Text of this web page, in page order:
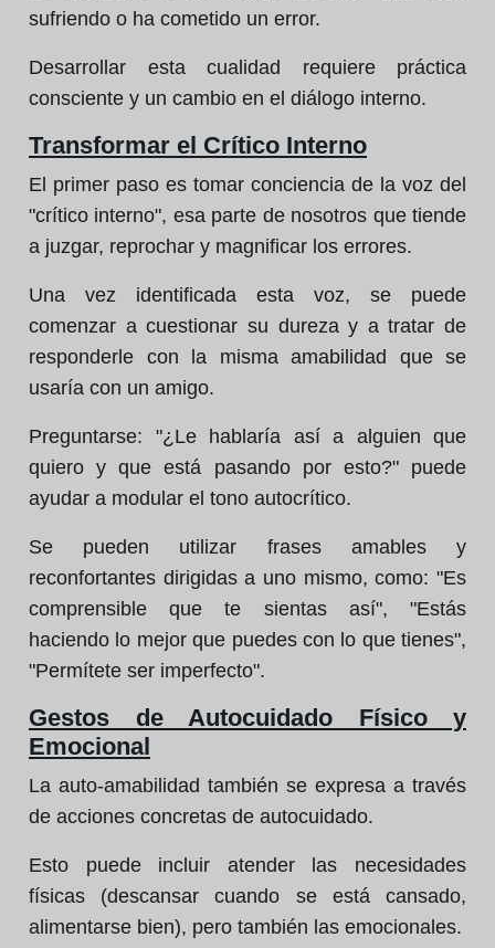
sufriendo o ha cometido un error.
Desarrollar esta cualidad requiere práctica
consciente y un cambio en el diálogo interno.
Transformar el Crítico Interno
El primer paso es tomar conciencia de la voz del
"crítico interno", esa parte de nosotros que tiende
a juzgar, reprochar y magnificar los errores.
Una vez identificada esta voz, se puede
comenzar a cuestionar su dureza y a tratar de
responderle con la misma amabilidad que se
usaría con un amigo.
Preguntarse: "¿Le hablaría así a alguien que
quiero y que está pasando por esto?" puede
ayudar a modular el tono autocrítico.
Se pueden utilizar frases amables y
reconfortantes dirigidas a uno mismo, como: "Es
comprensible que te sientas así", "Estás
haciendo lo mejor que puedes con lo que tienes",
"Permítete ser imperfecto".
Gestos de Autocuidado Físico y
Emocional
La auto-amabilidad también se expresa a través
de acciones concretas de autocuidado.
Esto puede incluir atender las necesidades
físicas (descansar cuando se está cansado,
alimentarse bien), pero también las emocionales.